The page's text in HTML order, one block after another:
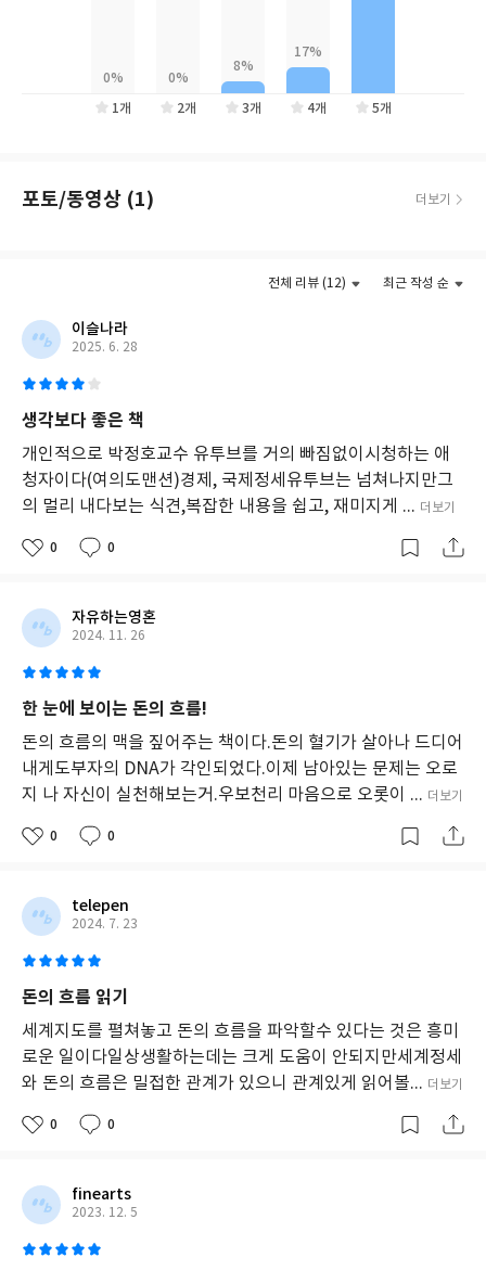
장률은 이제 3%를 겨우 방어하며 ‘잃어버린 10년’을 맞을 수 있다는
흉흉한 전망이 들려오는 상황이다. 분명한 건 지금껏 미국과 중국의
부상에 의존해 성장해왔던 국가들이 이제 새로운 대안을 모색해야
이 책 『세계지도를 펼치면 돈의 흐름이 보인다』는 우리가 그간 크
품은 가능성이 다가올 경제의 동력이 될 것이기 때문이다. 무엇보다
을 이해하는 데 주력한다. 이를테면 대만이 어떤 계기로 지금과 같은
에 집착하는지, 홍콩은 어떤 환경을 구축한 까닭에 세계 최대의 금
융 산업 중심지가 되었는지, 패권국이 왜 지금 그린란드에 주목하는
지, 아프리카 정부는 왜 가상화폐로 기존 화폐를 대체하려 하는지
등 다양한 국가의 경제에 얽힌 흥미로운 이야기를 하나하나 살펴본
다. 이처럼 세계 각국이 당면했던 경제적 고민과 해결책을 살피는 과
방식에서 벗어나 새로운 기회를 떠올리게 한다.
행하는 과정에서, 혹은 개인적인 여행으로 알게 된 사실을 바탕으로
이를 재조사하고 분석해 구성했다. 저자의 개인적인 경험이나 궁금
증을 중심으로 이야기를 꾸렸기 때문에 세계경제라는 다소 무거운
주제를 다루고 있음에도 여행서를 보듯 쉽고 편안하게 읽을 수 있다
는 게 이 책이 지닌 강점이다.
미국의 극심한 인플레이션을 비롯해 중국의 침체, 러시아-우크라이
다. 이 불확실성은 주식, 부동산, 환율, 금리 모든 면에서 급격한 변
혼재되어 들려온다. 이러한 상황에서 이 책은 독자들에게 세계경제
의 큰 흐름을 읽고 미래를 가늠할 수 있는 관점을 전한다. 우리와 가
깝지만 잘 몰랐던 해외 국가를 바탕으로 세계경제의 과거와 현재를
이해하는 작은 실마리가 《세계지도를 펼치면 돈의 흐름이 보인
다》에 담겨있다.
1개 2개 3개 4개 5개
포토/동영상 (1) 더보기
전체 리뷰 (12) 최근 작성 순
이슬나라
2025. 6. 28
생각보다 좋은 책
개인적으로 박정호교수 유투브를 거의 빠짐없이시청하는 애
청자이다(여의도맨션)경제, 국제정세유투브는 넘쳐나지만그
의 멀리 내다보는 식견,복잡한 내용을 쉽고, 재미지게 ... 더보기
0 0
자유하는영혼
2024. 11. 26
한 눈에 보이는 돈의 흐름!
돈의 흐름의 맥을 짚어주는 책이다.돈의 혈기가 살아나 드디어
내게도부자의 DNA가 각인되었다.이제 남아있는 문제는 오로
지 나 자신이 실천해보는거.우보천리 마음으로 오롯이 ... 더보기
0 0
telepen
2024. 7. 23
돈의 흐름 읽기
세계지도를 펼쳐놓고 돈의 흐름을 파악할수 있다는 것은 흥미
로운 일이다일상생활하는데는 크게 도움이 안되지만세계정세
와 돈의 흐름은 밀접한 관계가 있으니 관계있게 읽어볼... 더보기
0 0
finearts
2023. 12. 5